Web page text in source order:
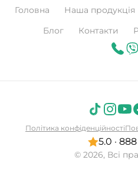
Головна Наша продукція
Блог
Контакти
© 2026, Всі
5.0 · 888
Політика конфіденційності